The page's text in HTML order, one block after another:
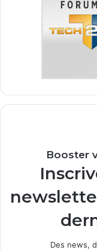
Booster
Des news,